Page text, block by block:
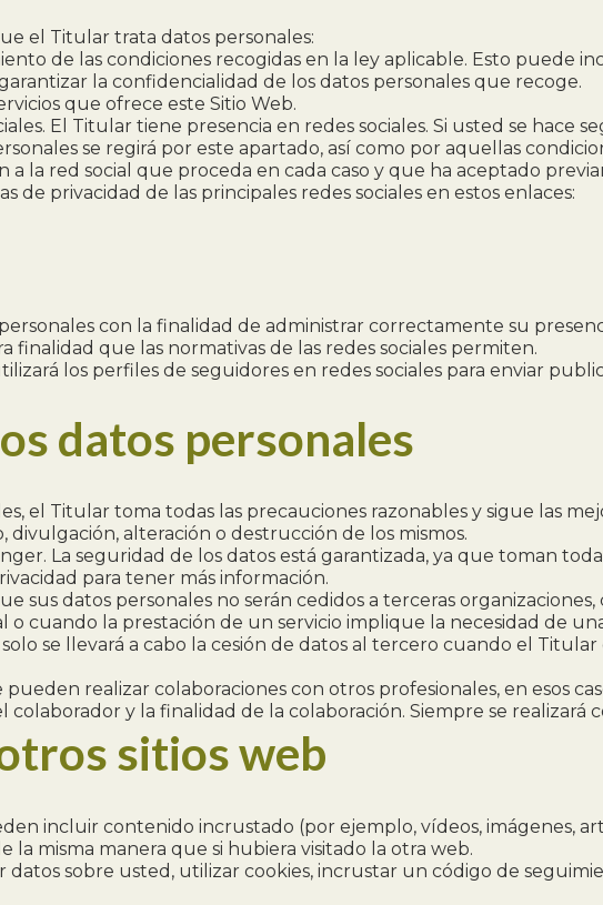
el Titular trata datos personales:
de las condiciones recogidas en la ley aplicable. Esto puede
la confidencialidad de los datos personales que recoge.
que ofrece este Sitio Web.
El Titular tiene presencia en redes sociales. Si usted se hace
se regirá por este apartado, así como por aquellas
a la red social que proceda en cada caso y que ha aceptado
de privacidad de las principales redes sociales en estos enlaces:
con la finalidad de administrar correctamente su
finalidad que las normativas de las redes sociales permiten.
los perfiles de seguidores en redes sociales para enviar
datos personales
el Titular toma todas las precauciones razonables y sigue las
divulgación, alteración o destrucción de los mismos.
La seguridad de los datos está garantizada, ya que toman
para tener más información.
sus datos personales no serán cedidos a terceras
o cuando la prestación de un servicio implique la necesidad de
se llevará a cabo la cesión de datos al tercero cuando el
pueden realizar colaboraciones con otros profesionales, en esos
y la finalidad de la colaboración. Siempre se realizará
sitios web
incluir contenido incrustado (por ejemplo, vídeos, imágenes,
misma manera que si hubiera visitado la otra web.
datos sobre usted, utilizar cookies, incrustar un código de